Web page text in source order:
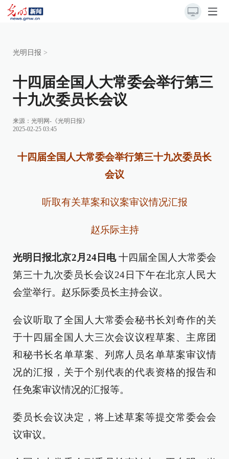
光明日报 >
十四届全国人大常委会举行第三
十九次委员长会议
来源： 光明网-《光明日报》
2025-02-25 03:45
十四届全国人大常委会举行第三十九次委员长
会议
听取有关草案和议案审议情况汇报
赵乐际主持
光明日报北京2月24日电十四届全国人大常委会
第三十九次委员长会议24日下午在北京人民大
会堂举行。赵乐际委员长主持会议。
会议听取了全国人大常委会秘书长刘奇作的关
于十四届全国人大三次会议议程草案、主席团
和秘书长名单草案、列席人员名单草案审议情
况的汇报，关于个别代表的代表资格的报告和
任免案审议情况的汇报等。
委员长会议决定，将上述草案等提交常委会会
议审议。